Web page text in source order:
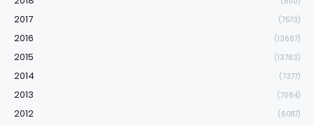
2017 (7573)
2016 (13667)
2015 (13763)
2014 (7377)
2013 (7064)
2012 (6087)